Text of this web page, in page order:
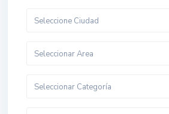
Seleccione Ciudad
Seleccionar Area
Seleccionar Categoría